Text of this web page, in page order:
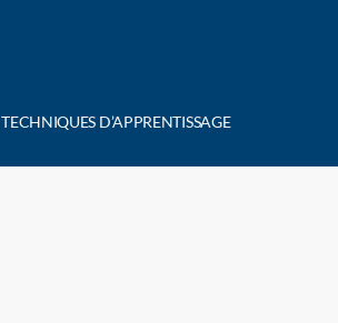
TECHNIQUES D’APPRENTISSAGE